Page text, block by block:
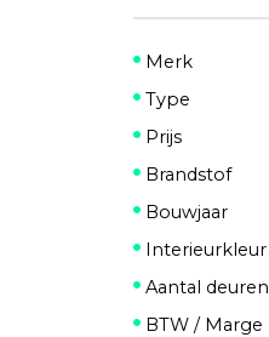
Merk
Type
Prijs
Brandstof
Bouwjaar
Interieurkleur
Aantal deuren
BTW / Marge